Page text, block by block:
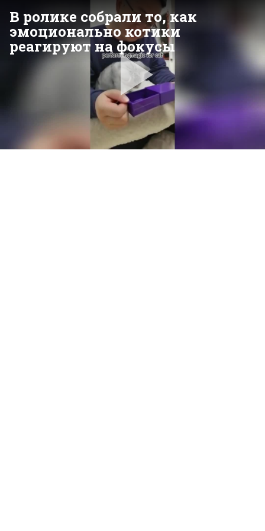
В ролике собрали то, как
эмоционально котики
реагируют на фокусы